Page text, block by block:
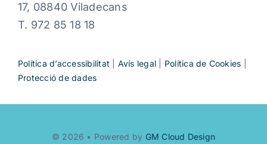
17, 08840 Viladecans
T. 972 85 18 18
Política d’accessibilitat Avís legal Política de Cookies
Protecció de dades
© 2026 • Powered by GM Cloud Design